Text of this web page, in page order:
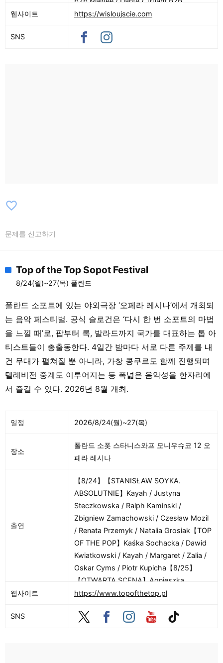
Sournois / Kuba Karaś b2b Faustyna
Przewoźny / PLUS2 / dogheadsurigeri /
웹사이트 https://wisloujscie.com
SNS
favorite_border
문제를 신고하기
Top of the Top Sopot Festival
8/24(월)~27(목) 폴란드
폴란드 소포트에 있는 야외극장 ‘오페라 레시나’에서 개최되
는 음악 페스티벌. 공식 슬로건은 ‘다시 한 번 소포트의 마법
을 느낄 때’로, 팝부터 록, 발라드까지 국가를 대표하는 톱 아
티스트들이 총출동한다. 4일간 밤마다 서로 다른 주제를 내
건 무대가 펼쳐질 뿐 아니라, 가창 콩쿠르도 함께 진행되며
텔레비전 중계도 이루어지는 등 폭넓은 음악성을 한자리에
서 즐길 수 있다. 2026년 8월 개최.
일정 2026/8/24(월)~27(목)
장소
폴란드 소폿 스타니스와프 모니우슈코 12 오
페라 레시나
출연
【8/24】【STANISŁAW SOYKA.
ABSOLUTNIE】Kayah / Justyna
Steczkowska / Ralph Kaminski /
Zbigniew Zamachowski / Czesław Mozil
/ Renata Przemyk / Natalia Grosiak【TOP
OF THE POP】Kaśka Sochacka / Dawid
Kwiatkowski / Kayah / Margaret / Zalia /
Oskar Cyms / Piotr Kupicha【8/25】
【OTWARTA SCENA】Agnieszka
Chylińska / Błażej Król / Zalewski / Smolik
Mikromusic【BURSZTYNOWY SŁOWIK】
웹사이트 https://www.topofthetop.pl
SNS